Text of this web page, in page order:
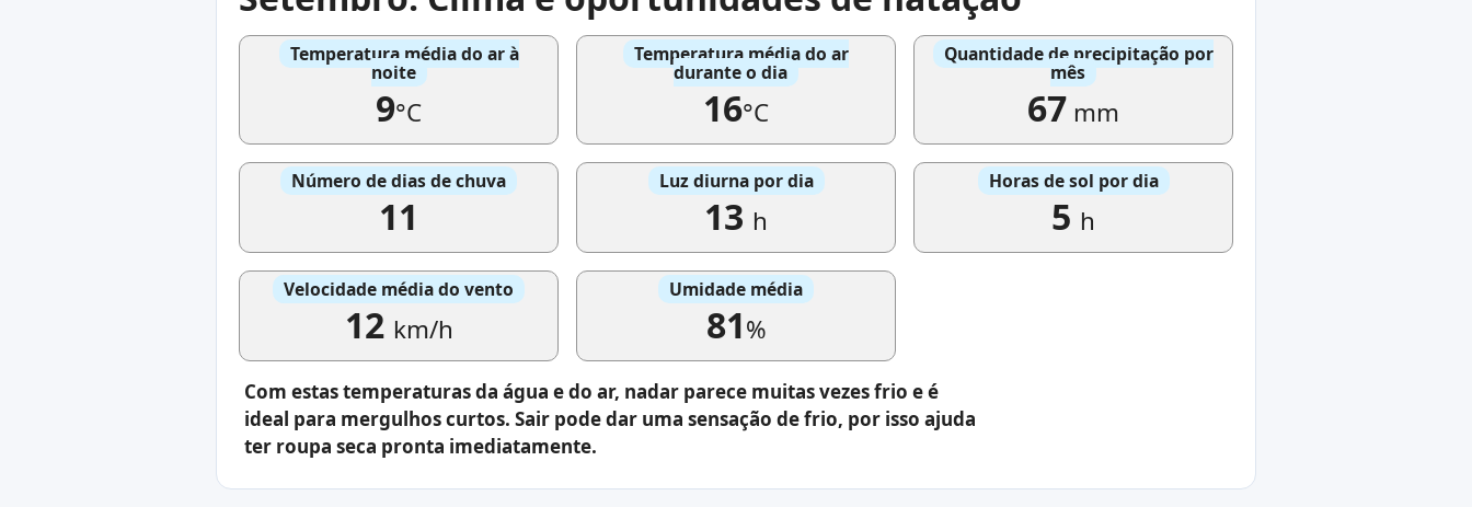
Temperatura média do ar à
noite
9°C
Temperatura média do ar
durante o dia
16°C
Quantidade de precipitação por
mês
67 mm
Número de dias de chuva
11
Luz diurna por dia
13 h
Horas de sol por dia
5 h
Velocidade média do vento
12 km/h
Umidade média
81%
Com estas temperaturas da água e do ar, nadar parece muitas vezes frio e é
ideal para mergulhos curtos. Sair pode dar uma sensação de frio, por isso ajuda
ter roupa seca pronta imediatamente.